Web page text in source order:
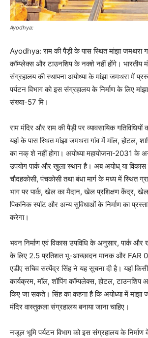
Ayodhya:
Ayodhya: राम की पैड़ी के पास स्थित मांझा जमथरा
कॉम्प्लेक्स और टाउनशिप के नक्शे नहीं होंगे। भारतीय
संग्रहालय की स्थापना अयोध्या के मांझा जमथरा में
पर्यटन विभाग को इस संग्रहालय के निर्माण के लिए
संख्या-57 मि।
राम मंदिर और राम की पैड़ी पर व्यावसायिक गतिविधियों
यहां के पास स्थित मांझा जमथरा गांव में मॉल, होटल,
का नक् शे नहीं होगा। अयोध्या महायोजना-2031 के
उपयोग पार्क और खुला स्थान है। अब अयोध् या
चौदहकोसी, पंचकोसी तथा बंधा मार्ग के मध्य में स्थित
भाग पर पार्क, खेल का मैदान, खेल प्रशिक्षण केंद्र, खेल
पिकनिक स्पॉट और अन्य सुविधाओं के निर्माण का
करेगा।
भवन निर्माण एवं विकास उपविधि के अनुसार, पार्क
के लिए 2.5 प्रतिशत भू-आच्छादन मानक और FAR
एडीए सचिव सत्येंद्र सिंह ने यह सूचना दी है। यहां किसी
कार्यक्रम, मॉल, शॉपिंग कॉम्पलेक्स, होटल, टाउनशिप
किए जा सकते। सिंह का कहना है कि अयोध्या में मांझा
मंदिर वास्तुकला संग्रहालय बनाया जाना चाहिए।
नजूल भूमि पर्यटन विभाग को इस संग्रहालय के निर्माण